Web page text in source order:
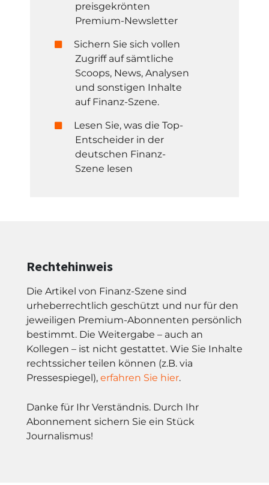
preisgekrönten
Premium-Newsletter
Sichern Sie sich vollen
Zugriff auf sämtliche
Scoops, News, Analysen
und sonstigen Inhalte
auf Finanz-Szene.
Lesen Sie, was die Top-
Entscheider in der
deutschen Finanz-
Szene lesen
Rechtehinweis
Die Artikel von Finanz-Szene sind
urheberrechtlich geschützt und nur für den
jeweiligen Premium-Abonnenten persönlich
bestimmt. Die Weitergabe – auch an
Kollegen – ist nicht gestattet. Wie Sie Inhalte
rechtssicher teilen können (z.B. via
Pressespiegel), erfahren Sie hier.
Danke für Ihr Verständnis. Durch Ihr
Abonnement sichern Sie ein Stück
Journalismus!